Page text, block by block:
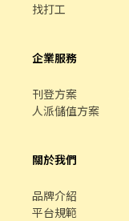
找打工
企業服務
刊登方案
人派儲值方案
關於我們
品牌介紹
平台規範